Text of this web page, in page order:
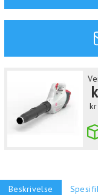
kr
Beskrivelse